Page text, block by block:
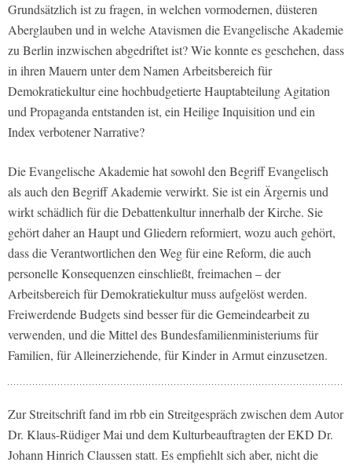
Grundsätzlich ist zu fragen, in welchen vormodernen, düsteren
Aberglauben und in welche Atavismen die Evangelische Akademie
zu Berlin inzwischen abgedriftet ist? Wie konnte es geschehen, dass
in ihren Mauern unter dem Namen Arbeitsbereich für
Demokratiekultur eine hochbudgetierte Hauptabteilung Agitation
und Propaganda entstanden ist, ein Heilige Inquisition und ein
Index verbotener Narrative?
Die Evangelische Akademie hat sowohl den Begriff Evangelisch
als auch den Begriff Akademie verwirkt. Sie ist ein Ärgernis und
wirkt schädlich für die Debattenkultur innerhalb der Kirche. Sie
gehört daher an Haupt und Gliedern reformiert, wozu auch gehört,
dass die Verantwortlichen den Weg für eine Reform, die auch
personelle Konsequenzen einschließt, freimachen – der
Arbeitsbereich für Demokratiekultur muss aufgelöst werden.
Freiwerdende Budgets sind besser für die Gemeindearbeit zu
verwenden, und die Mittel des Bundesfamilienministeriums für
Familien, für Alleinerziehende, für Kinder in Armut einzusetzen.
Zur Streitschrift fand im rbb ein Streitgespräch zwischen dem Autor
Dr. Klaus-Rüdiger Mai und dem Kulturbeauftragten der EKD Dr.
Johann Hinrich Claussen statt. Es empfiehlt sich aber, nicht die